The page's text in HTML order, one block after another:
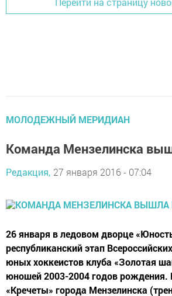
МОЛОДЕЖНЫЙ МЕРИДИАН
Команда Мензелинска
Редакция, 27 января 2016 - 07:04
26 января в ледовом дворце
республиканский этап
юных хоккеистов клуба «Золотая
юношей 2003-2004 годов рождения.
«Кречеты» города Мензелинска